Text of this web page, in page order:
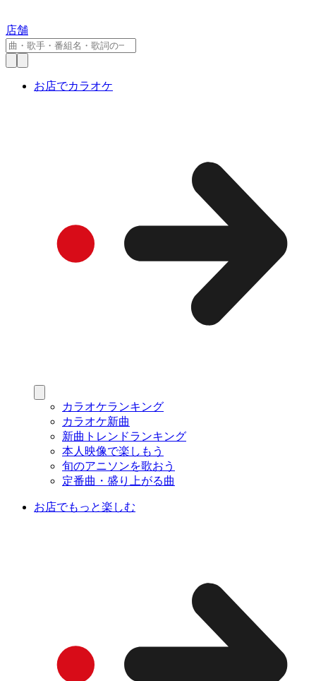
店舗
お店でカラオケ
カラオケランキング
カラオケ新曲
新曲トレンドランキング
本人映像で楽しもう
旬のアニソンを歌おう
定番曲・盛り上がる曲
お店でもっと楽しむ